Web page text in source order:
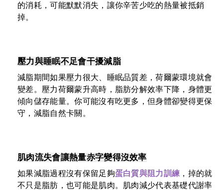
的消耗，可能默默消失，讓你辛苦少吃的熱量被抵銷
掉。
壓力與睡眠不足會干擾減脂
減脂期間如果壓力很大、睡眠品質差，荷爾蒙環境就會
變差。壓力荷爾蒙升高時，脂肪分解效率下降，身體更
傾向儲存能量。你可能沒有吃更多，但身體卻變得更保
守，減脂自然卡關。
肌肉流失會讓熱量赤字變得沒效率
如果減脂過程沒有保留足夠蛋白質與阻力訓練 ，掉的就
不只是脂肪，也可能是肌肉。肌肉減少代表基礎代謝率